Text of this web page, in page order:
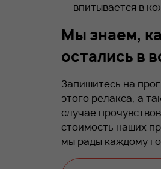
впитывается в
Мы знаем,
остались в
Запишитесь на
этого релакса, а
случае
стоимость наших
мы рады каждому